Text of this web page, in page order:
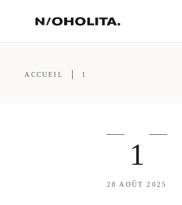
ACCUEIL 1
1
28 AOÛT 2025